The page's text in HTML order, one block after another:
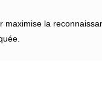
maximise la